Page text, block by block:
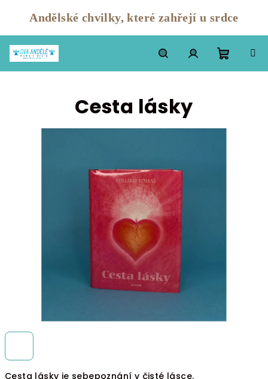
Andělské chvilky, které zahřejí u srdce
Přejít
na
HledatPřihlášení
Cesta lásky je sebepoznání v čisté lásce.
Cesta lásky